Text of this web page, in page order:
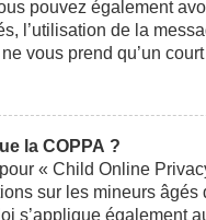
pouvez également
l’utilisation de la
ne vous prend qu’un
la COPPA ?
« Child Online
sur les mineurs
s’applique également